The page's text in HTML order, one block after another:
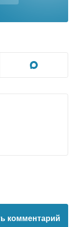
комментарий